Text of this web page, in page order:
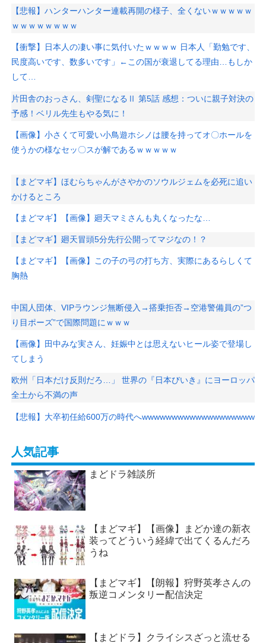
【悲報】ハンターハンター連載再開の様子、全くないｗｗｗｗｗ
ｗｗｗｗｗｗｗｗ
【衝撃】日本人の凄い事に気付いたｗｗｗｗ 日本人「勤勉です、
民度高いです、数多いです」←この国が衰退してる理由…もしか
して…
片田舎のおっさん、剣聖になるⅡ 第5話 感想：ついに親子対決の
予感！ベリル先生もやる気に！
【画像】小さくて可愛い小鳥遊ホシノは腰を持ってオ〇ホールを
使うかの様なセッ〇スが解であるｗｗｗｗｗ
【まどマギ】ほむらちゃんがさやかのソウルジェムを必死に追い
かけるところ
【まどマギ】【画像】廻天マミさんも丸くなったな…
【まどマギ】廻天冒頭5分先行公開ってマジなの！？
【まどマギ】【画像】この子の弓の打ち方、実際にあるらしくて
胸熱
中国人団体、VIPラウンジ無断侵入→搭乗拒否→空港警備員の”つ
り目ポーズ”で国際問題にｗｗｗ
【画像】田中みな実さん、妊娠中とは思えないヒール姿で登場し
てしまう
欧州「日本だけ反則だろ…」 世界の『日本びいき』にヨーロッパ
全土から不満の声
【悲報】大卒初任給600万の時代へwwwwwwwwwwwwwwwwwww
人気記事
まどドラ雑談所
【まどマギ】【画像】まどか達の新衣
装ってどういう経緯で出てくるんだろ
うね
【まどマギ】【朗報】狩野英孝さんの
叛逆コメンタリー配信決定
【まどドラ】クライシスざっと流せる